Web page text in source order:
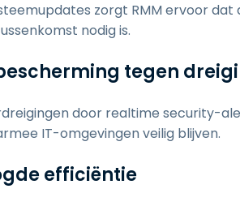
zorgt RMM ervoor
nodig is.
tegen
door realtime security-
IT-omgevingen veilig blijven.
efficiëntie